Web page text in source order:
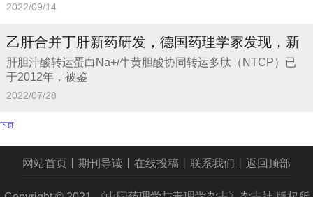
2022/09/14
乙肝合并丁肝新药研发，德国药理学家发现，新
肝胆汁酸转运蛋白Na+/牛黄胆酸协同转运多肽（NTCP）已
于2012年，被鉴
2022/07/28
下页
网站首页 期刊导读 在线投稿 联系我们 返回顶部